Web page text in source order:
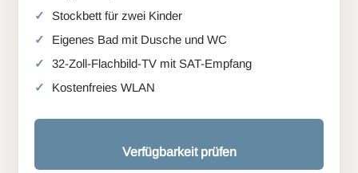
Stockbett für zwei Kinder
Eigenes Bad mit Dusche und WC
32-Zoll-Flachbild-TV mit SAT-Empfang
Kostenfreies WLAN
Verfügbarkeit prüfen